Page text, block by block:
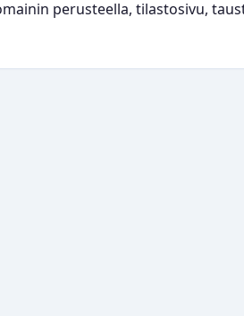
perusteella, tilastosivu,